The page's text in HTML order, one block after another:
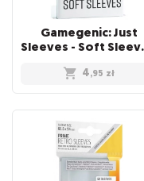
Gamegenic: Just
Sleeves
4,95 zł